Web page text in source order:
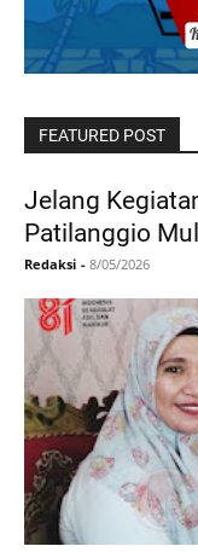
FEATURED POST
Jelang
Patilanggio
Redaksi - 8/05/2026